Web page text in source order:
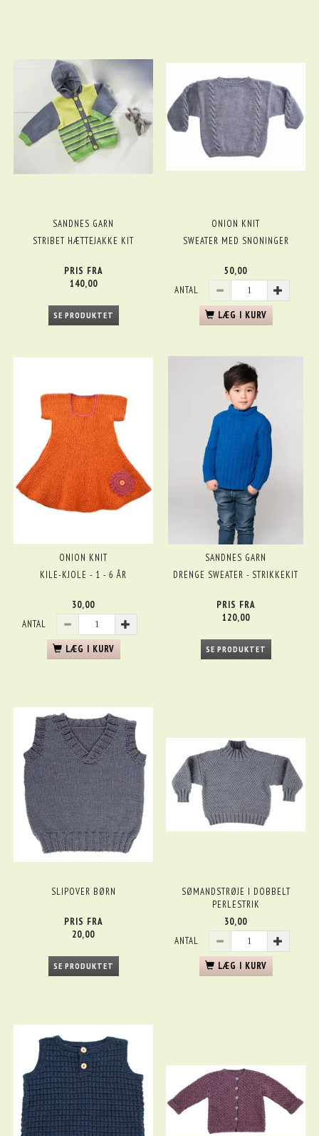
SANDNES GARN
STRIBET HÆTTEJAKKE KIT
PRIS FRA
140,00
SE PRODUKTET
ONION KNIT
SWEATER MED SNONINGER
50,00
ANTAL
LÆG I KURV
ONION KNIT
KILE-KJOLE - 1 - 6 ÅR
30,00
ANTAL
LÆG I KURV
SANDNES GARN
DRENGE SWEATER - STRIKKEKIT
PRIS FRA
120,00
SE PRODUKTET
SLIPOVER BØRN
PRIS FRA
20,00
SE PRODUKTET
SØMANDSTRØJE I DOBBELT
PERLESTRIK
30,00
ANTAL
LÆG I KURV